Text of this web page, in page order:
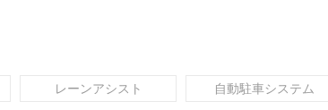
レーンアシスト 自動駐車システム